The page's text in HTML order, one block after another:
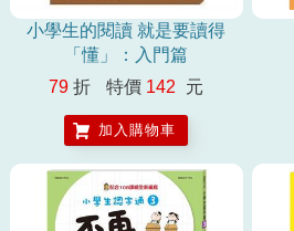
小學生的閱讀 就是要讀得
「懂」：入門篇
79 折 特價 142 元
加入購物車